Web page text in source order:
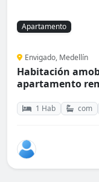
Apartamento
Envigado, Medellín
Habitación
apartamento
1 Hab com